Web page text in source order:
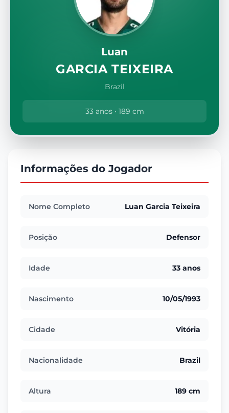
Luan
GARCIA TEIXEIRA
Brazil
33 anos • 189 cm
Informações do Jogador
Nome Completo Luan Garcia Teixeira
Posição Defensor
Idade 33 anos
Nascimento 10/05/1993
Cidade Vitória
Nacionalidade Brazil
Altura 189 cm